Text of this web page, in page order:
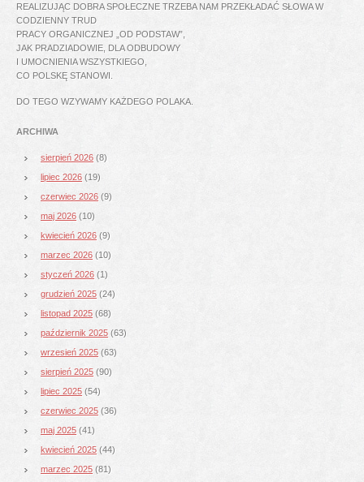
REALIZUJĄC DOBRA SPOŁECZNE TRZEBA NAM PRZEKŁADAĆ SŁOWA W
CODZIENNY TRUD
PRACY ORGANICZNEJ „OD PODSTAW”,
JAK PRADZIADOWIE, DLA ODBUDOWY
I UMOCNIENIA WSZYSTKIEGO,
CO POLSKĘ STANOWI.
DO TEGO WZYWAMY KAŻDEGO POLAKA.
ARCHIWA
sierpień 2026 (8)
lipiec 2026 (19)
czerwiec 2026 (9)
maj 2026 (10)
kwiecień 2026 (9)
marzec 2026 (10)
styczeń 2026 (1)
grudzień 2025 (24)
listopad 2025 (68)
październik 2025 (63)
wrzesień 2025 (63)
sierpień 2025 (90)
lipiec 2025 (54)
czerwiec 2025 (36)
maj 2025 (41)
kwiecień 2025 (44)
marzec 2025 (81)